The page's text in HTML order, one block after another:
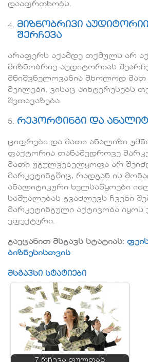
დააფრთხობს.
მიზნობრივი
შერჩევა
არაფერს აქამდე თქმულს არ
მიზნობრივ აუდიტორიას
მნიშვნელოვანია მხოლოდ მათ
მეილები, ვისაც აინტერესებს
შეთავაზება.
რეპორტინგი და
ციფრები და მათი ანალიზი
ფაქტორია თანამედროვე
მათი უგულვებელყოფა არ
მარკეტინგშიც, რადგან ის
ანალიტიკური ხელსაწყოები
საშუალებას გვაძლევს ჩვენი
მარკეტინგული აქტივობა
ეფექტური.
გაეცანით მსგავს სტატიას:
ბიზნესისთვის
მსგავსი სტატიები
7 რჩევა ფულთან